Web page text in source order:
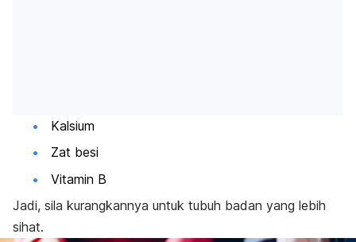
Kalsium
Zat besi
Vitamin B
Jadi, sila kurangkannya untuk tubuh badan yang lebih
sihat.